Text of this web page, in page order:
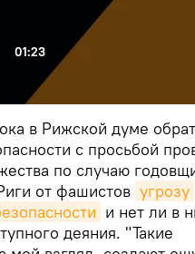
01:23
в Рижской думе
с просьбой
по случаю
от фашистов угрозу
и нет ли в
деяния. "Такие